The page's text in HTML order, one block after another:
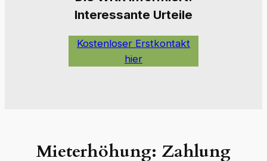
Interessante Urteile
Kostenloser Erstkontakt
hier
Mieterhöhung: Zahlung